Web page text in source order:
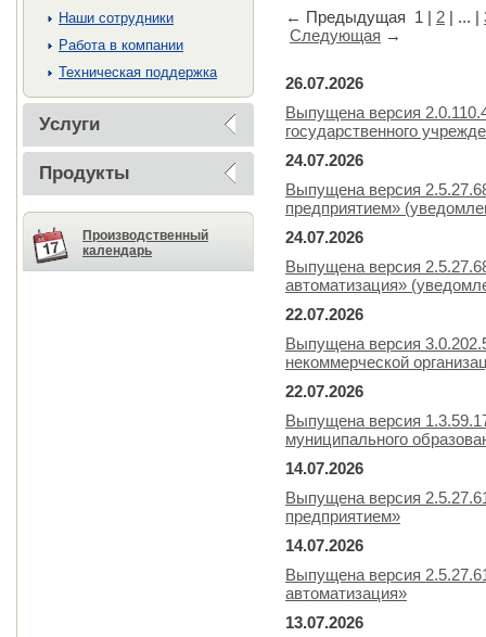
Наши сотрудники
Работа в компании
Техническая поддержка
Услуги
Продукты
Производственный
календарь
← Предыдущая 1 | 2 | ... |
Следующая →
26.07.2026
Выпущена версия
государственного
24.07.2026
Выпущена версия
предприятием»
24.07.2026
Выпущена версия
автоматизация»
22.07.2026
Выпущена версия
некоммерческой
22.07.2026
Выпущена версия
муниципального
14.07.2026
Выпущена версия
предприятием»
14.07.2026
Выпущена версия
автоматизация»
13.07.2026